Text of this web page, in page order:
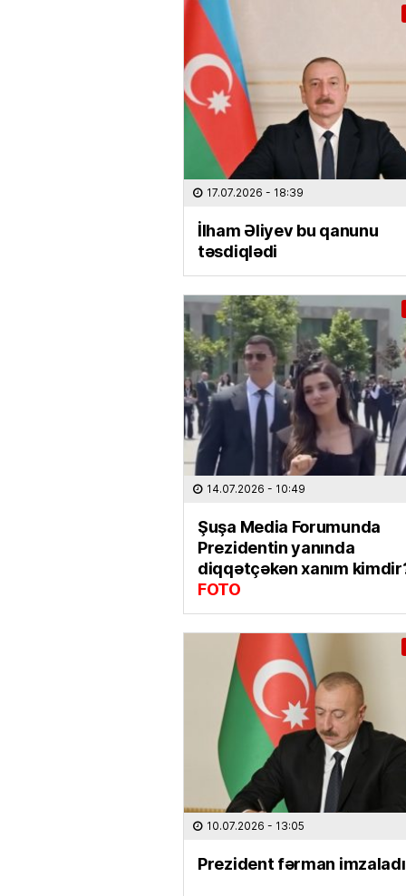
17.07.2026 - 18:39
İlham Əliyev bu qanunu
təsdiqlədi
14.07.2026 - 10:49
Şuşa Media Forumunda
Prezidentin yanında
diqqətçəkən xanım
FOTO
10.07.2026 - 13:05
Prezident fərman imzaladı